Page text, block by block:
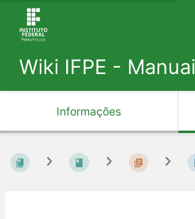
Wiki IFPE -
Informações